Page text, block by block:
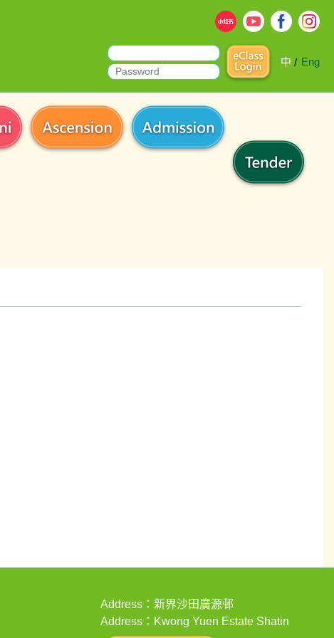
中 / Eng
Address：新界沙田廣源邨
Address：Kwong Yuen Estate Shatin